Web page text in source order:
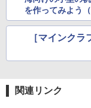
を作ってみよう
編）
［マインク
関連リンク